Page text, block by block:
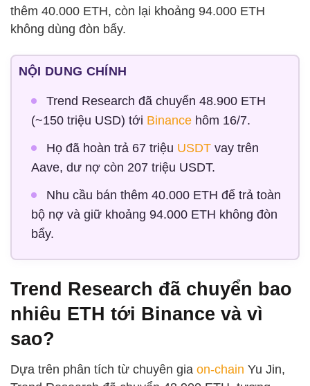
thêm 40.000 ETH, còn lại khoảng 94.000 ETH
không dùng đòn bẩy.
NỘI DUNG CHÍNH
Trend Research đã chuyển 48.900 ETH
(~150 triệu USD) tới Binancehôm 16/7.
Họ đã hoàn trả 67 triệu USDTvay trên
Aave, dư nợ còn 207 triệu USDT.
Nhu cầu bán thêm 40.000 ETH để trả toàn
bộ nợ và giữ khoảng 94.000 ETH không đòn
bẩy.
Trend Research đã chuyển bao
nhiêu ETH tới Binance và vì
sao?
Dựa trên phân tích từ chuyên gia on-chain Yu Jin,